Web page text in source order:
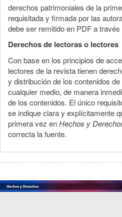
derechos patrimoniales de la
requisitada y firmada por las
debe ser remitido en PDF a
Derechos de lectoras o lectores
Con base en los principios de
lectores de la revista tienen
y distribución de los contenidos de
cualquier medio, de manera
de los contenidos. El único
se indique clara y explícitamente
primera vez enHechos y
correcta la fuente.